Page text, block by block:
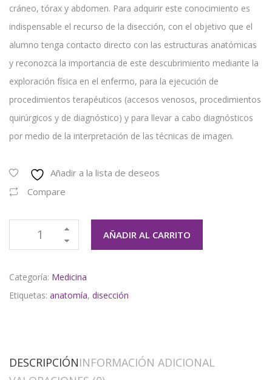
cráneo, tórax y abdomen. Para adquirir este conocimiento es
indispensable el recurso de la disección, con el objetivo que el
alumno tenga contacto directo con las estructuras anatómicas
y reconozca la importancia de este descubrimiento mediante la
exploración física en el enfermo, para la ejecución de
procedimientos terapéuticos (accesos venosos, procedimientos
quirúrgicos y de diagnóstico) y para llevar a cabo diagnósticos
por medio de la interpretación de las técnicas de imagen.
Añadir a la lista de deseos
Compare
AÑADIR AL CARRITO
Categoría: Medicina
Etiquetas: anatomía, disección
DESCRIPCIÓNINFORMACIÓN ADICIONAL